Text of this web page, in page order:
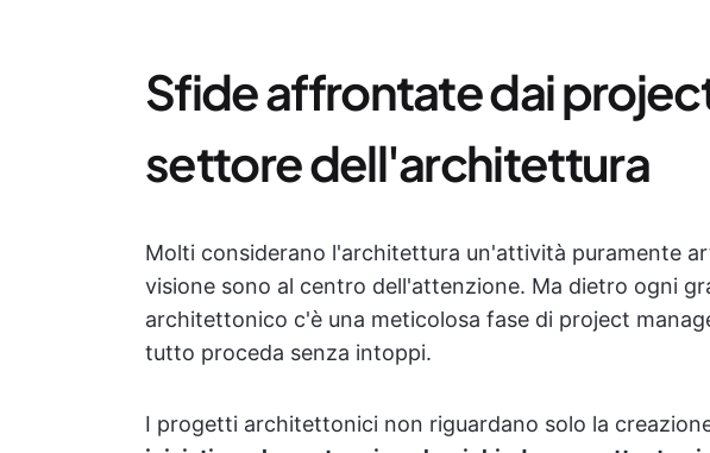
Sfide affrontate dai
settore dell'architettura
Molti considerano l'architettura un'attività puramente
visione sono al centro dell'attenzione. Ma dietro ogni
architettonico c'è una meticolosa fase di project
tutto proceda senza intoppi.
I progetti architettonici non riguardano solo la